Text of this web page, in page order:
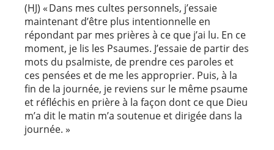
(HJ) « Dans mes cultes personnels, j’essaie
maintenant d’être plus intentionnelle en
répondant par mes prières à ce que j’ai lu. En ce
moment, je lis les Psaumes. J’essaie de partir des
mots du psalmiste, de prendre ces paroles et
ces pensées et de me les approprier. Puis, à la
fin de la journée, je reviens sur le même psaume
et réfléchis en prière à la façon dont ce que Dieu
m’a dit le matin m’a soutenue et dirigée dans la
journée. »